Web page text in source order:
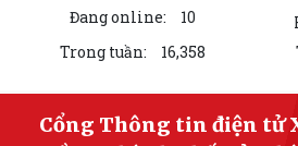
quyền địa phương 2 cấp
Chuyển mình mạnh mẽ về tư duy để Hải
Triển khai đồng bộ các giải pháp, hướng
bền vững cho người cao tuổi
Đang online: 10
Trong tuần:
16,358
Cổng Thông tin điện tử